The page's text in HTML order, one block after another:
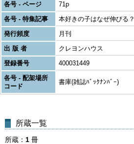
各号 - ページ
71p
各号 - 特集記事
本好きの子はなぜ伸びる？
発行頻度
月刊
出 版 者
クレヨンハウス
登録番号
400031449
各号 - 配架場所
コード
書庫(雑誌ﾊﾞｯｸﾅﾝﾊﾞｰ)
所蔵一覧
所蔵 1 冊